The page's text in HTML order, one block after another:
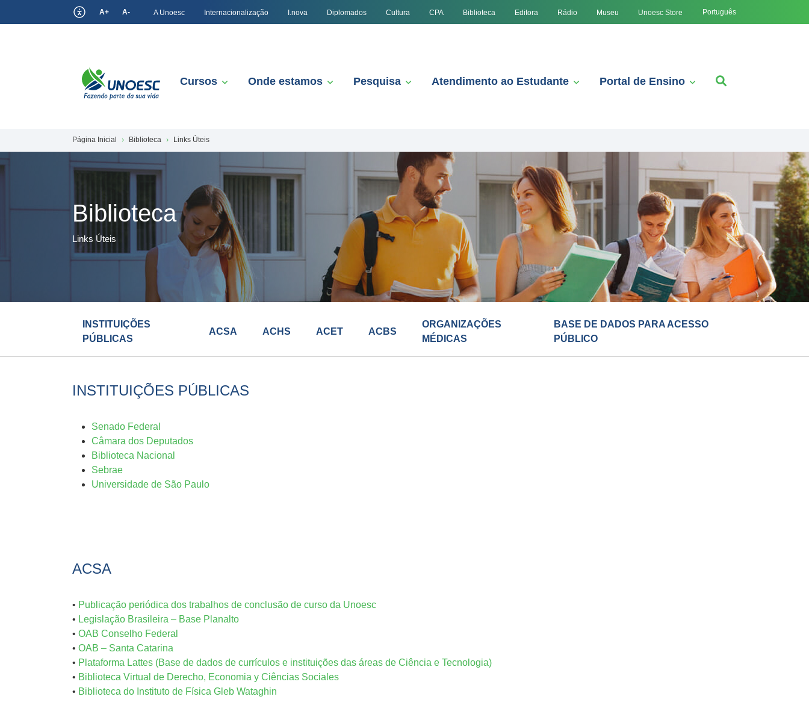
A+ A- A Unoesc Internacionalização I.nova Diplomados Cultura CPA Biblioteca Editora Rádio Museu Unoesc Store Português
Cursos Onde estamos Pesquisa Atendimento ao Estudante Portal de Ensino
Página Inicial Biblioteca Links Úteis
Biblioteca
Links Úteis
INSTITUIÇÕES
PÚBLICAS
ACSA ACHS ACET ACBS
ORGANIZAÇÕES
MÉDICAS
BASE DE DADOS PARA ACESSO
PÚBLICO
INSTITUIÇÕES PÚBLICAS
Senado Federal
Câmara dos Deputados
Biblioteca Nacional
Sebrae
Universidade de São Paulo
ACSA
• Publicação periódica dos trabalhos de conclusão de curso da Unoesc
• Legislação Brasileira – Base Planalto
• OAB Conselho Federal
• OAB – Santa Catarina
• Plataforma Lattes (Base de dados de currículos e instituições das áreas de Ciência e Tecnologia)
• Biblioteca Virtual de Derecho, Economia y Ciências Sociales
• Biblioteca do Instituto de Física Gleb Wataghin